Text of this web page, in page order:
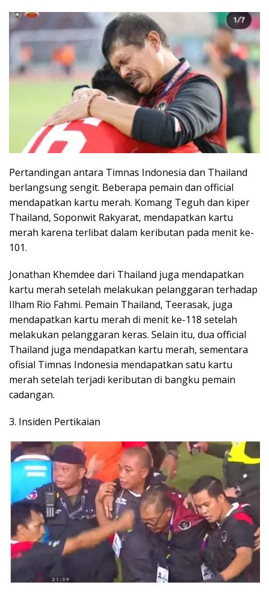
Pertandingan antara Timnas Indonesia dan Thailand
berlangsung sengit. Beberapa pemain dan official
mendapatkan kartu merah. Komang Teguh dan kiper
Thailand, Soponwit Rakyarat, mendapatkan kartu
merah karena terlibat dalam keributan pada menit ke-
101.
Jonathan Khemdee dari Thailand juga mendapatkan
kartu merah setelah melakukan pelanggaran terhadap
Ilham Rio Fahmi. Pemain Thailand, Teerasak, juga
mendapatkan kartu merah di menit ke-118 setelah
melakukan pelanggaran keras. Selain itu, dua official
Thailand juga mendapatkan kartu merah, sementara
ofisial Timnas Indonesia mendapatkan satu kartu
merah setelah terjadi keributan di bangku pemain
cadangan.
3. Insiden Pertikaian